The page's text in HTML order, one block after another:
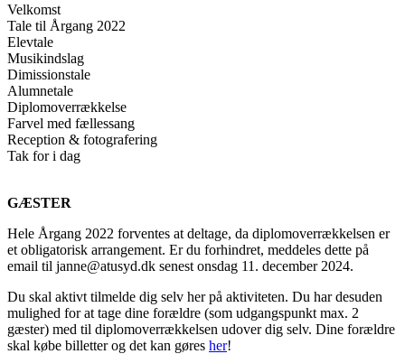
Velkomst
Tale til Årgang 2022
Elevtale
Musikindslag
Dimissionstale
Alumnetale
Diplomoverrækkelse
Farvel med fællessang
Reception & fotografering
Tak for i dag
GÆSTER
Hele Årgang 2022 forventes at deltage, da diplomoverrækkelsen er
et obligatorisk arrangement. Er du forhindret, meddeles dette på
email til janne@atusyd.dk senest onsdag 11. december 2024.
Du skal aktivt tilmelde dig selv her på aktiviteten. Du har desuden
mulighed for at tage dine forældre (som udgangspunkt max. 2
gæster) med til diplomoverrækkelsen udover dig selv. Dine forældre
skal købe billetter og det kan gøres her!